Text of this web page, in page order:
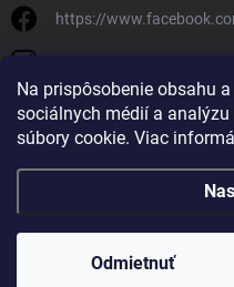
Na prispôsobenie obsahu
sociálnych médií a
súbory cookie. Viac
Odmietnuť
https://
Copyright 2026Sanovo.sk.